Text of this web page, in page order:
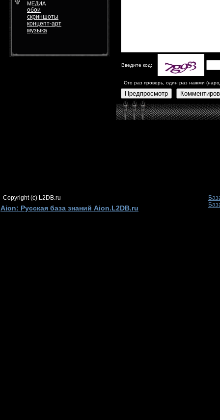
МЕДИА
обои
скриншоты
концепт-арт
музыка
Введите код:
Сто раз проверь, один раз нажми
Предпросмотр
Copyright (c) L2DB.ru
Aion: Русская база знаний Aion.L2DB.ru